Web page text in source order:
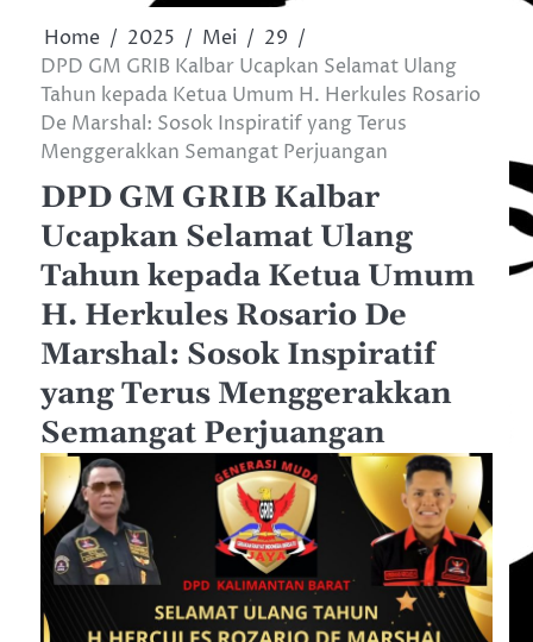
Home 2025 Mei
29
DPD GM GRIB Kalbar Ucapkan Selamat Ulang
Tahun kepada Ketua Umum H. Herkules Rosario
De Marshal: Sosok Inspiratif yang Terus
Menggerakkan Semangat Perjuangan
DPD GM GRIB Kalbar
Ucapkan Selamat Ulang
Tahun kepada Ketua Umum
H. Herkules Rosario De
Marshal: Sosok Inspiratif
yang Terus Menggerakkan
Semangat Perjuangan